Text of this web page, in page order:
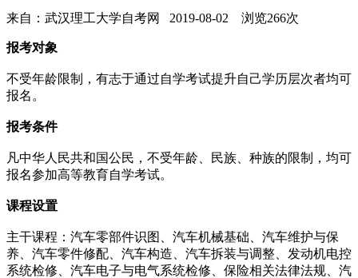
来自：武汉理工大学自考网 2019-08-02 浏览266次
报考对象
不受年龄限制，有志于通过自学考试提升自己学历层次者均可
报名。
报考条件
凡中华人民共和国公民，不受年龄、民族、种族的限制，均可
报名参加高等教育自学考试。
课程设置
主干课程：汽车零部件识图、汽车机械基础、汽车维护与保
养、汽车零件修配、汽车构造、汽车拆装与调整、发动机电控
系统检修、汽车电子与电气系统检修、保险相关法律法规、汽